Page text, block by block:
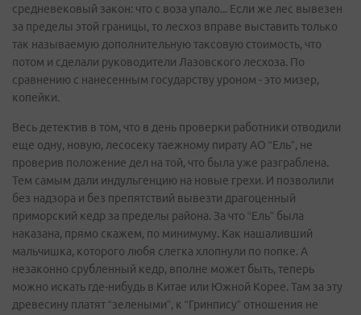
средневековый закон: что с воза упало... Если же лес вывезен
за пределы этой границы, то лесхоз вправе выставить только
так называемую дополнительную таксовую стоимость, что
потом и сделали руководители Лазовского лесхоза. По
сравнению с нанесенным государству уроном - это мизер,
копейки.
Весь детектив в том, что в день проверки работники отводили
еще одну, новую, лесосеку таежному пирату АО “Ель”, не
проверив положение дел на той, что была уже разграблена.
Тем самым дали индульгенцию на новые грехи. И позволили
без надзора и без препятствий вывезти драгоценный
приморский кедр за пределы района. За что “Ель” была
наказана, прямо скажем, по минимуму. Как нашаливший
мальчишка, которого любя слегка хлопнули по попке. А
незаконно срубленный кедр, вполне может быть, теперь
можно искать где-нибудь в Китае или Южной Корее. Там за эту
древесину платят “зелеными”, к “Гринпису” отношения не